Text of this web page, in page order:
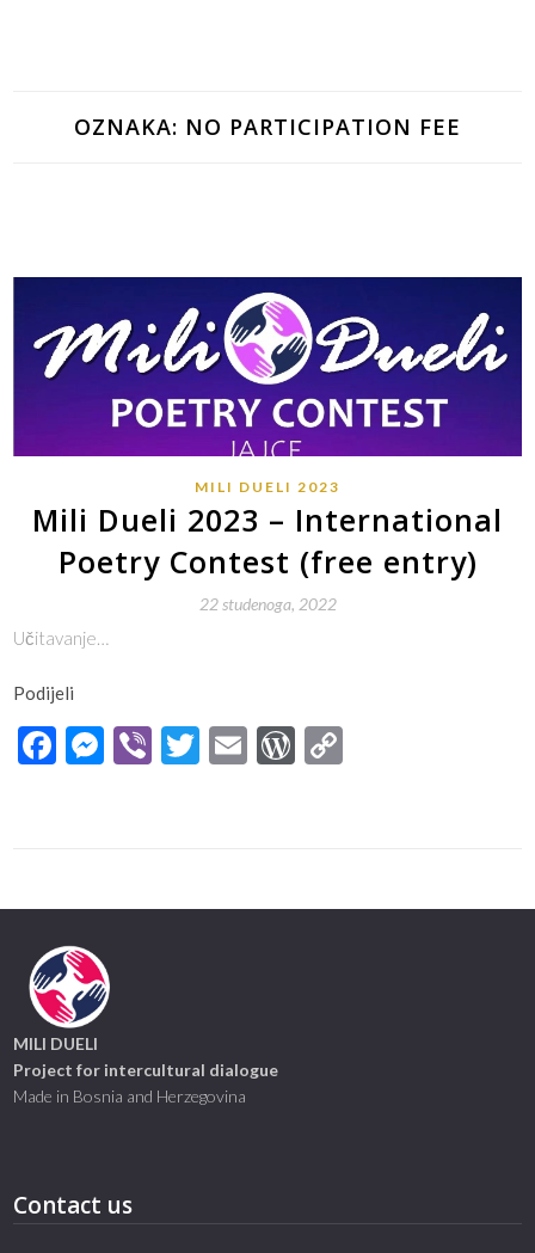
OZNAKA: NO PARTICIPATION FEE
MILI DUELI 2023
Mili Dueli 2023 – International
Poetry Contest (free entry)
22 studenoga, 2022
Učitavanje…
Podijeli
Facebook
Messenger
ViberTwitter
EmailWordPress
MILI DUELI
Project for intercultural dialogue
Made in Bosnia and Herzegovina
Contact us